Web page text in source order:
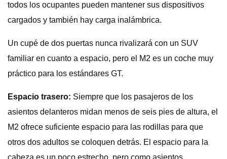
todos los ocupantes pueden mantener sus dispositivos
cargados y también hay carga inalámbrica.
Un cupé de dos puertas nunca rivalizará con un SUV
familiar en cuanto a espacio, pero el M2 es un coche muy
práctico para los estándares GT.
Espacio trasero: Siempre que los pasajeros de los
asientos delanteros midan menos de seis pies de altura, el
M2 ofrece suficiente espacio para las rodillas para que
otros dos adultos se coloquen detrás. El espacio para la
cabeza es un poco estrecho, pero como asientos